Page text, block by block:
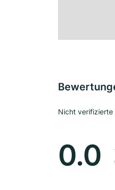
Nicht verifizierte
0.0